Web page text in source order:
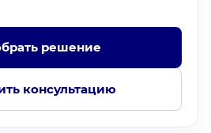
решение
консультацию